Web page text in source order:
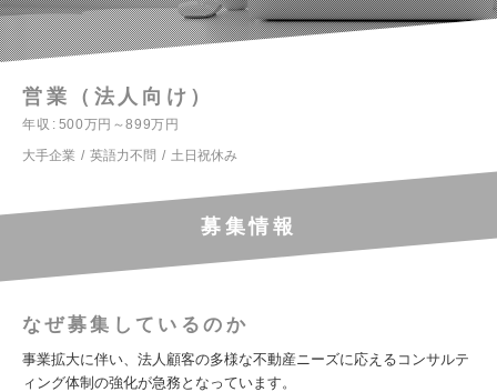
営業（法人向け）
年収
500万円～899万円
大手企業
英語力不問 土日祝休み
募集情報
なぜ募集しているのか
事業拡大に伴い、法人顧客の多様な不動産ニーズに応えるコンサルテ
ィング体制の強化が急務となっています。